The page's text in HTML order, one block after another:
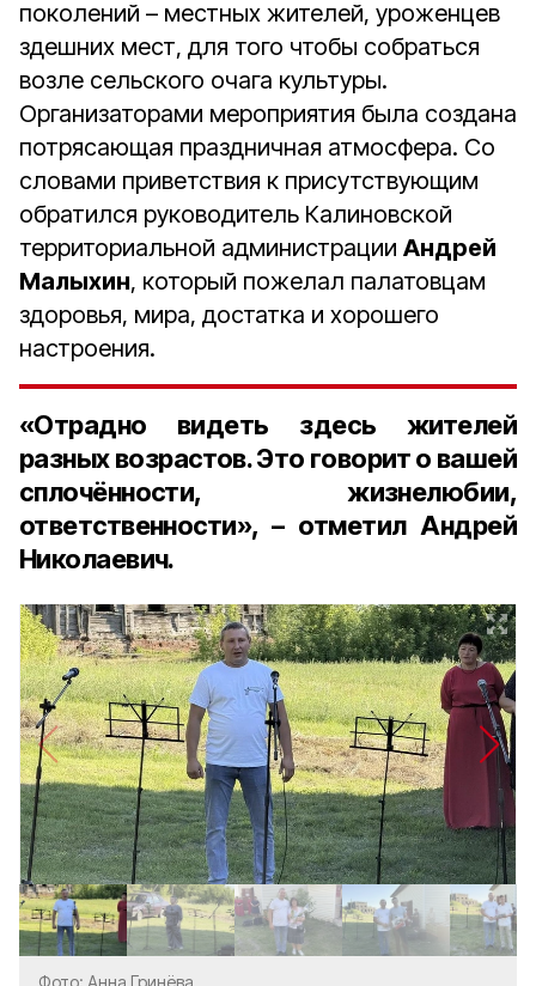
поколений – местных жителей, уроженцев
здешних мест, для того чтобы собраться
возле сельского очага культуры.
Организаторами мероприятия была создана
потрясающая праздничная атмосфера. Со
словами приветствия к присутствующим
обратился руководитель Калиновской
территориальной администрации Андрей
Малыхин, который пожелал палатовцам
здоровья, мира, достатка и хорошего
настроения.
«Отрадно видеть здесь жителей
разных возрастов. Это говорит о вашей
сплочённости, жизнелюбии,
ответственности», – отметил Андрей
Николаевич.
Фото: Анна Гринёва